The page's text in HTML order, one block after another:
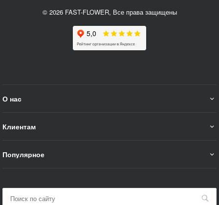
© 2026 FAST-FLOWER, Все права защищены
О нас
Клиентам
Популярное